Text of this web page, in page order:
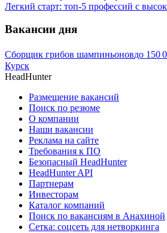
Легкий старт: топ-5 профессий с
Вакансии дня
Сборщик грибов шампиньоновдо 150
Курск
HeadHunter
Размещение вакансий
Поиск по резюме
О компании
Наши вакансии
Реклама на сайте
Требования к ПО
Безопасный HeadHunter
HeadHunter API
Партнерам
Инвесторам
Каталог компаний
Поиск по вакансиям в Анахиной
Сетка: соцсеть для нетворкинга